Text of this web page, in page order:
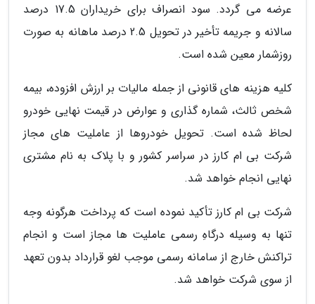
عرضه می گردد. سود انصراف برای خریداران 17.5 درصد
سالانه و جریمه تأخیر در تحویل 2.5 درصد ماهانه به صورت
روزشمار معین شده است.
کلیه هزینه های قانونی از جمله مالیات بر ارزش افزوده، بیمه
شخص ثالث، شماره گذاری و عوارض در قیمت نهایی خودرو
لحاظ شده است. تحویل خودروها از عاملیت های مجاز
شرکت بی ام کارز در سراسر کشور و با پلاک به نام مشتری
نهایی انجام خواهد شد.
شرکت بی ام کارز تأکید نموده است که پرداخت هرگونه وجه
تنها به وسیله درگاهِ رسمی عاملیت ها مجاز است و انجام
تراکنش خارج از سامانه رسمی موجب لغو قرارداد بدون تعهد
از سوی شرکت خواهد شد.